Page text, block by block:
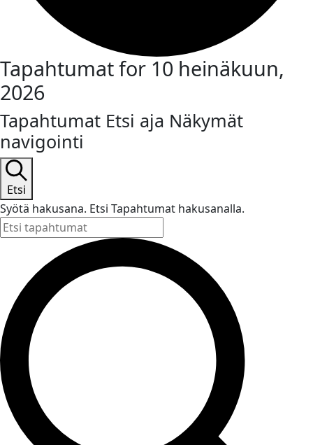
Tapahtumat for 10 heinäkuun,
2026
Tapahtumat Etsi aja Näkymät
navigointi
Etsi
Syötä hakusana. Etsi Tapahtumat hakusanalla.